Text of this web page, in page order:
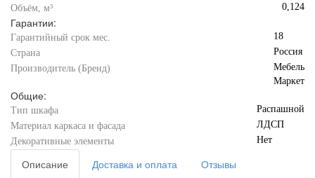
Объём, м³
0,124
Гарантии:
Гарантийный срок мес.
18
Страна
Россия
Производитель (Бренд)
Мебель
Маркет
Общие:
Тип шкафа
Распашной
Материал каркаса и фасада
ЛДСП
Декоративные элементы
Нет
Описание Доставка и оплата
Отзывы